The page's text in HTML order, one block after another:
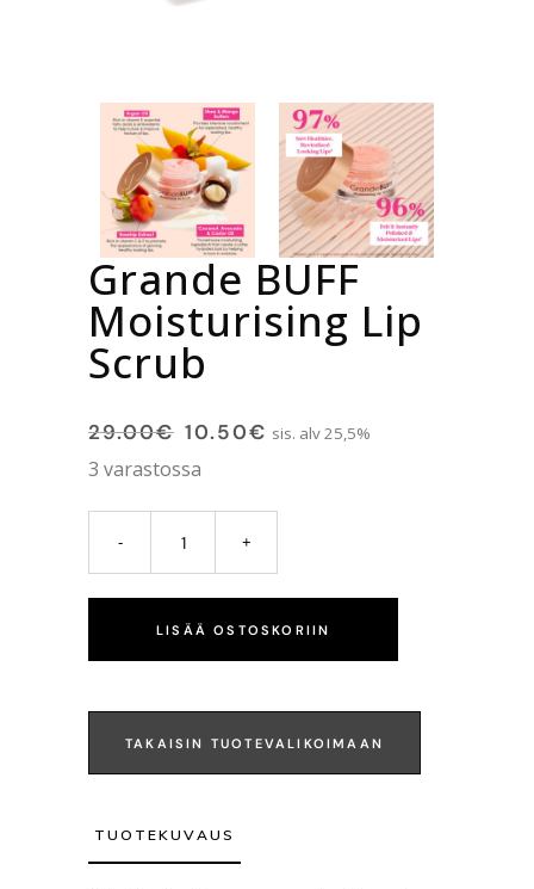
Grande BUFF
Moisturising Lip
Scrub
29.00€ 10.50€ sis. alv 25,5%
3 varastossa
LISÄÄ OSTOSKORIIN
TAKAISIN TUOTEVALIKOIMAAN
TUOTEKUVAUS